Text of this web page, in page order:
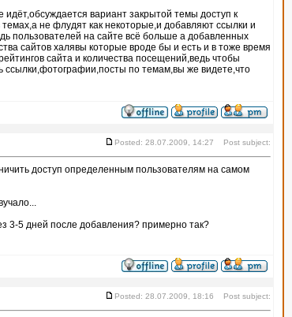
вариант закрытой темы доступ к
не флудят как некоторые,и добавляют ссылки и
пользователей на сайте всё больше а добавленных
сайтов халявы которые вроде бы и есть и в тоже время
сайта и количества посещений,ведь чтобы
ссылки,фотографии,посты по темам,вы же видете,что
Posted: 28.07.2009, 14:27 Post subject:
доступ определенным пользователям на самом
3-5 дней после добавления? примерно так?
Posted: 28.07.2009, 18:16 Post subject: